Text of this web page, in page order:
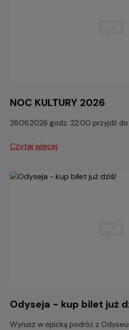
NOC KULTURY 2026
26.06.2026 godz. 22:00 przyjdź do
Czytaj więcej
Odyseja - kup bilet już
Wyrusz w epicką podróż z